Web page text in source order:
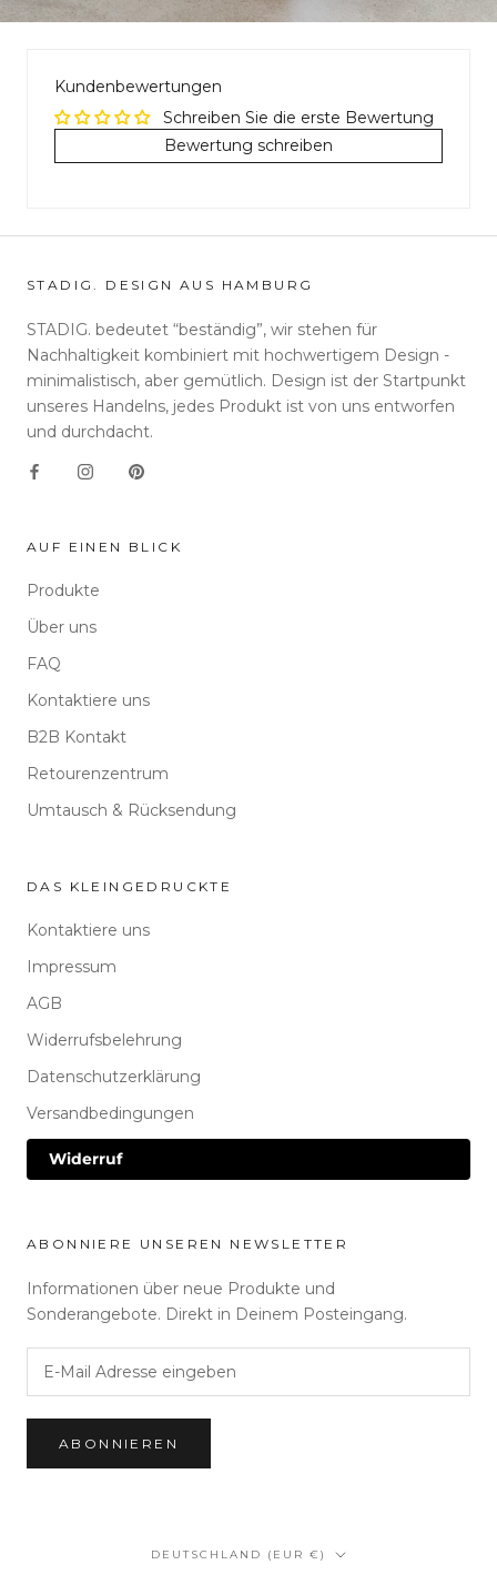
Kundenbewertungen
Schreiben Sie die erste Bewertung
Bewertung schreiben
STADIG. DESIGN AUS HAMBURG
STADIG. bedeutet “beständig”, wir stehen für
Nachhaltigkeit kombiniert mit hochwertigem Design -
minimalistisch, aber gemütlich. Design ist der Startpunkt
unseres Handelns, jedes Produkt ist von uns entworfen
und durchdacht.
AUF EINEN BLICK
Produkte
Über uns
FAQ
Kontaktiere uns
B2B Kontakt
Retourenzentrum
Umtausch & Rücksendung
DAS KLEINGEDRUCKTE
Kontaktiere uns
Impressum
AGB
Widerrufsbelehrung
Datenschutzerklärung
Versandbedingungen
Widerruf
ABONNIERE UNSEREN NEWSLETTER
Informationen über neue Produkte und
Sonderangebote. Direkt in Deinem Posteingang.
ABONNIEREN
Land/Region
DEUTSCHLAND (EUR €)